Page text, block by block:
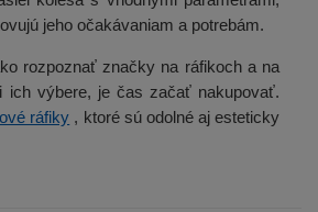
jeho očakávaniam a potrebám.
rozpoznať značky na ráfikoch a na
ich výbere, je čas začať nakupovať.
ráfiky , ktoré sú odolné aj esteticky